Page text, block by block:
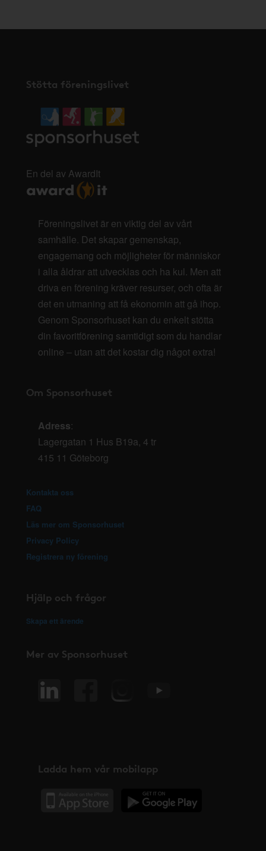
Stötta föreningslivet
En del av AwardIt
Föreningslivet är en viktig del av vårt
samhälle. Det skapar gemenskap,
engagemang och möjligheter för människor
i alla åldrar att utvecklas och ha kul. Men att
driva en förening kräver resurser, och ofta är
det en utmaning att få ekonomin att gå ihop.
Genom Sponsorhuset kan du enkelt stötta
din favoritförening samtidigt som du handlar
online – utan att det kostar dig något extra!
Om Sponsorhuset
Adress:
Lagergatan 1 Hus B19a, 4 tr
415 11 Göteborg
Kontakta oss
FAQ
Läs mer om Sponsorhuset
Privacy Policy
Registrera ny förening
Hjälp och frågor
Skapa ett ärende
Mer av Sponsorhuset
Ladda hem vår mobilapp